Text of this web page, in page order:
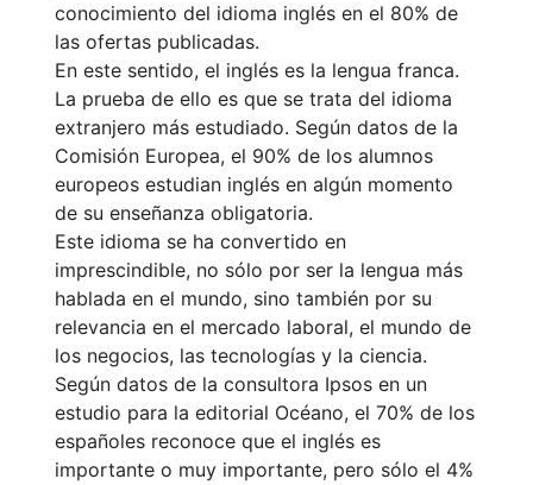
conocimiento del idioma inglés en el 80% de
las ofertas publicadas.
En este sentido, el inglés es la lengua franca.
La prueba de ello es que se trata del idioma
extranjero más estudiado. Según datos de la
Comisión Europea, el 90% de los alumnos
europeos estudian inglés en algún momento
de su enseñanza obligatoria.
Este idioma se ha convertido en
imprescindible, no sólo por ser la lengua más
hablada en el mundo, sino también por su
relevancia en el mercado laboral, el mundo de
los negocios, las tecnologías y la ciencia.
Según datos de la consultora Ipsos en un
estudio para la editorial Océano, el 70% de los
españoles reconoce que el inglés es
importante o muy importante, pero sólo el 4%